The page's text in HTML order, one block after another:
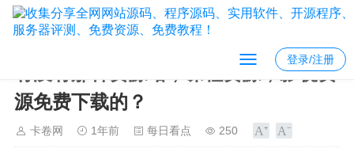
登录/注册
有没有那种资源站，课程资源，影视资
源免费下载的？
卡卷网 1年前 每日看点 250